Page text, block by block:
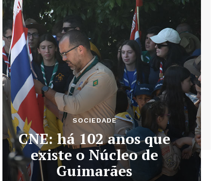
SOCIEDADE
CNE: há 102 anos que
existe o Núcleo de
Guimarães